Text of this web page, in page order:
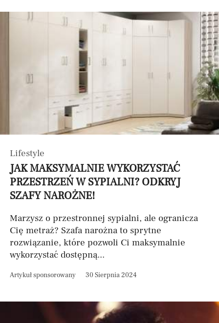
Lifestyle
JAK MAKSYMALNIE WYKORZYSTAĆ
PRZESTRZEŃ W SYPIALNI? ODKRYJ
SZAFY NAROŻNE!
Marzysz o przestronnej sypialni, ale ogranicza
Cię metraż? Szafa narożna to sprytne
rozwiązanie, które pozwoli Ci maksymalnie
wykorzystać dostępną...
Artykuł sponsorowany 30 Sierpnia 2024